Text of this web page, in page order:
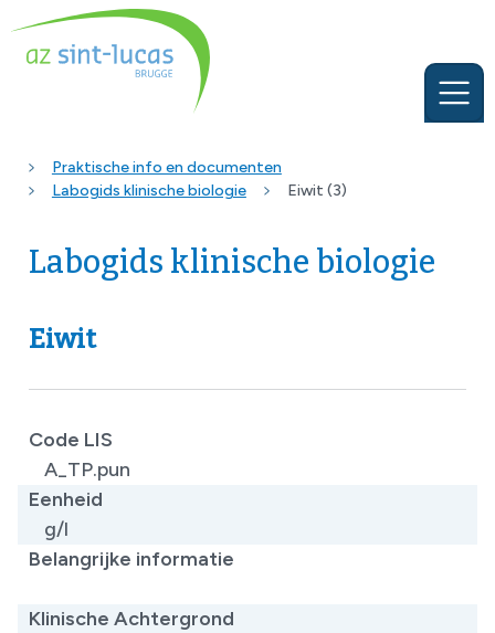
Praktische info en documenten
Labogids klinische biologie
Eiwit (3)
Labogids klinische biologie
Eiwit
Code LIS
A_TP.pun
Eenheid
g/l
Belangrijke informatie
Klinische Achtergrond